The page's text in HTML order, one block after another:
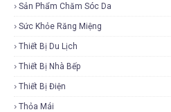
Sản Phẩm Chăm Sóc Da
Sức Khỏe Răng Miệng
Thiết Bị Du Lịch
Thiết Bị Nhà Bếp
Thiết Bị Điện
Thỏa Mái